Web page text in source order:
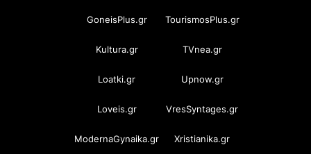
GoneisPlus.gr TourismosPlus.gr
Kultura.gr TVnea.gr
Loatki.gr Upnow.gr
Loveis.gr VresSyntages.gr
ModernaGynaika.gr Xristianika.gr